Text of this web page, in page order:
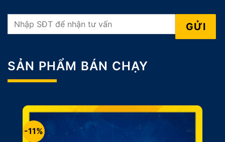
SẢN PHẨM BÁN CHẠY
-11%